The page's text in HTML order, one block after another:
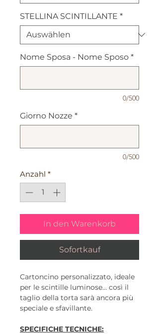
STELLINA SCINTILLANTE *
Nome Sposa - Nome Sposo *
0/500
Giorno Nozze *
0/500
Anzahl *
In den Warenkorb
Sofortkauf
Cartoncino personalizzato, ideale
per le scintille luminose... così il
taglio della torta sarà ancora più
speciale e sfavillante.
SPECIFICHE TECNICHE: